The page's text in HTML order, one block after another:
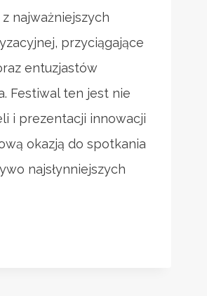
najważniejszych
przyciągające
entuzjastów
Festiwal ten jest nie
i prezentacji innowacji
okazją do spotkania
najsłynniejszych